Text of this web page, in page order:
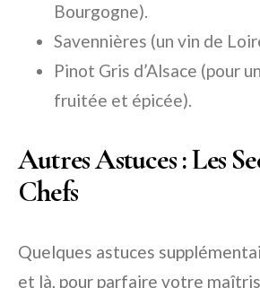
Bourgogne).
Savennières (un vin de
Pinot Gris d’Alsace (pour
fruitée et épicée).
Autres Astuces : Les
Chefs
Quelques astuces
et là, pour parfaire votre